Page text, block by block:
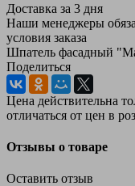
Доставка за 3 дня
Наши менеджеры
условия заказа
Шпатель фасадный
Поделиться
Цена действительна
отличаться от цен в
Отзывы о товаре
Оставить отзыв